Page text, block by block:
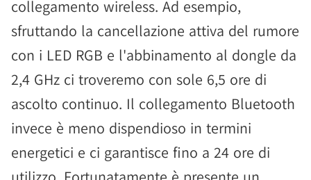
collegamento wireless. Ad esempio,
sfruttando la cancellazione attiva del rumore
con i LED RGB e l'abbinamento al dongle da
2,4 GHz ci troveremo con sole 6,5 ore di
ascolto continuo. Il collegamento Bluetooth
invece è meno dispendioso in termini
energetici e ci garantisce fino a 24 ore di